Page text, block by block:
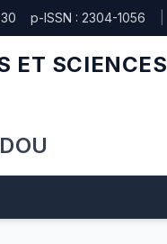
p-ISSN : 2304-1056
ET SCIENCES